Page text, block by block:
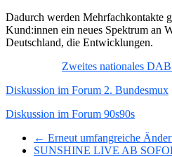
Dadurch werden Mehrfachkontakte
Kund:innen ein neues Spektrum an
Deutschland, die Entwicklungen.
Zweites nationales
Diskussion im Forum 2. Bundesmux
Diskussion im Forum 90s90s
← Erneut umfangreiche
SUNSHINE LIVE AB